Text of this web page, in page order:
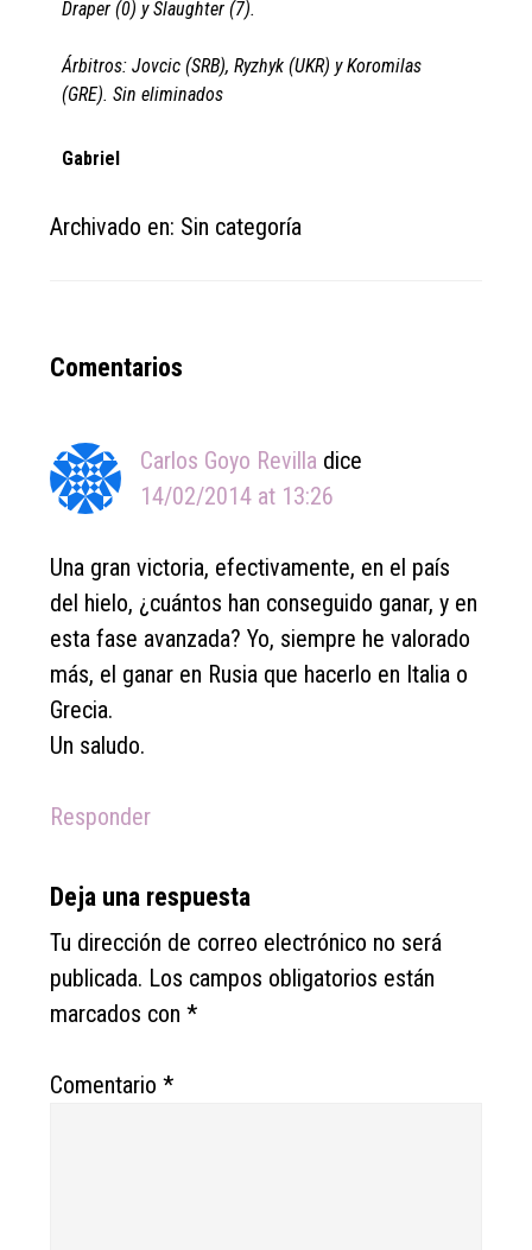
Draper (0) y Slaughter (7).
Árbitros: Jovcic (SRB), Ryzhyk (UKR) y Koromilas
(GRE). Sin eliminados
Gabriel
Archivado en: Sin categoría
Reader
Comentarios
Carlos Goyo Revilla dice
14/02/2014 at 13:26
Una gran victoria, efectivamente, en el país
del hielo, ¿cuántos han conseguido ganar, y en
esta fase avanzada? Yo, siempre he valorado
más, el ganar en Rusia que hacerlo en Italia o
Grecia.
Un saludo.
Responder
Deja una respuesta
Tu dirección de correo electrónico no será
publicada. Los campos obligatorios están
marcados con*
Comentario*